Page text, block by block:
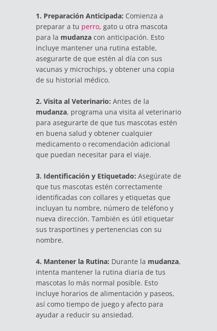
1. Preparación Anticipada: Comienza a
preparar a tu perro, gato u otra mascota
para la mudanza con anticipación. Esto
incluye mantener una rutina estable,
asegurarte de que estén al día con sus
vacunas y microchips, y obtener una copia
de su historial médico.
2. Visita al Veterinario: Antes de la
mudanza, programa una visita al veterinario
para asegurarte de que tus mascotas estén
en buena salud y obtener cualquier
medicamento o recomendación adicional
que puedan necesitar para el viaje.
3. Identificación y Etiquetado: Asegúrate de
que tus mascotas estén correctamente
identificadas con collares y etiquetas que
incluyan tu nombre, número de teléfono y
nueva dirección. También es útil etiquetar
sus trasportines y pertenencias con su
nombre.
4. Mantener la Rutina: Durante la mudanza,
intenta mantener la rutina diaria de tus
mascotas lo más normal posible. Esto
incluye horarios de alimentación y paseos,
así como tiempo de juego y afecto para
ayudar a reducir su ansiedad.